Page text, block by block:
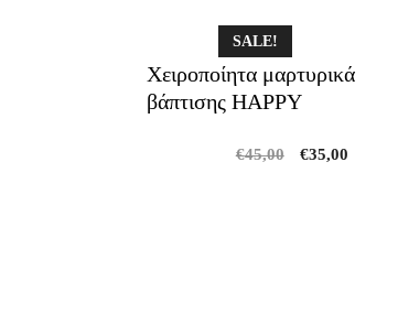
SALE!
Χειροποίητα μαρτυρικά
βάπτισης HAPPY
€45,00
Original
€35,00Current